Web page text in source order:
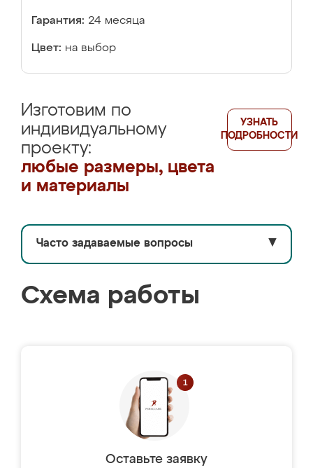
Гарантия: 24 месяца
Цвет: на выбор
Изготовим по
индивидуальному
проекту:
любые размеры, цвета
и материалы
УЗНАТЬ
ПОДРОБНОСТИ
Часто задаваемые вопросы ▼
Схема работы
Оставьте заявку